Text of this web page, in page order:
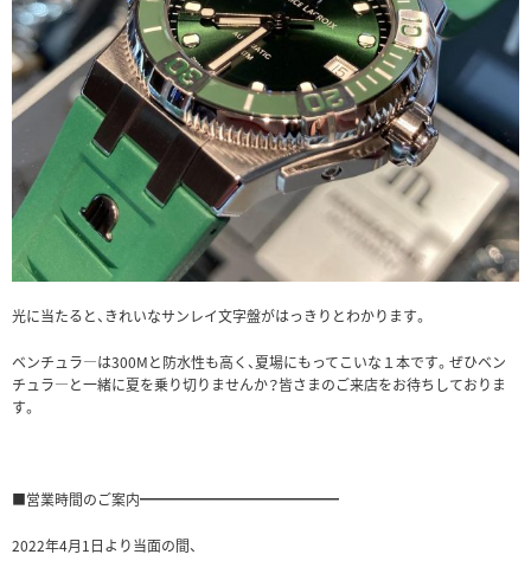
光に当たると、きれいなサンレイ文字盤がはっきりとわかります。
ベンチュラ―は300Mと防水性も高く、夏場にもってこいな１本です。ぜひベン
チュラ―と一緒に夏を乗り切りませんか？皆さまのご来店をお待ちしておりま
す。
■営業時間のご案内━━━━━━━━━━━━━━
2022年4月1日より当面の間、